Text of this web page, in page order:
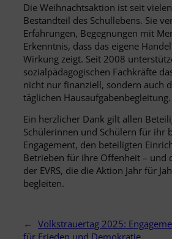
Die Weihnachtsaktion ist seit
Bestandteil des Schullebens. Sie
Erfahrungen, Begegnungen mit
Erkenntnis, dass das eigene
Wirkung zeigt. Seit 2008
sozialpädagogischen Fachkräfte
nicht nur finanziell, sondern auch
täglichen Hausaufgabenbegleitung.
Ein herzlicher Dank gilt allen
Schülerinnen und Schülern für ihr
Engagement, den beteiligten
Betrieben für ihre Offenheit – und
der EVRS, die die Aktion Jahr für
begleiten.
← Volkstrauertag 2025:
für Frieden und Demokratie